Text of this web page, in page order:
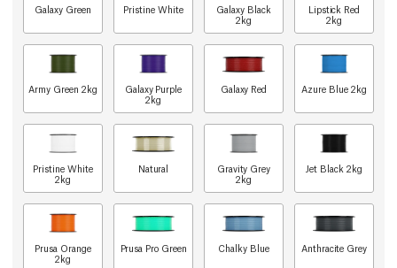
Galaxy Green Pristine White
Galaxy Black
2kg
Lipstick Red
2kg
Army Green 2kg
Galaxy Purple
2kg
Galaxy Red Azure Blue 2kg
Pristine White
2kg
Natural
Gravity Grey
2kg
Jet Black 2kg
Prusa Orange
2kg
Prusa Pro Green Chalky Blue Anthracite Grey